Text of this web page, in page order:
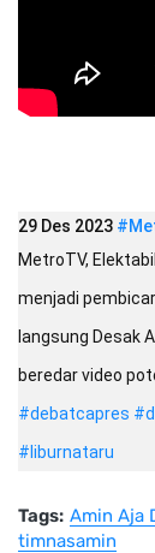
29 Des 2023
MetroTV,
menjadi
langsung Desak
beredar video
#debatcapres
#liburnataru
Tags: Amin Aja
timnasamin